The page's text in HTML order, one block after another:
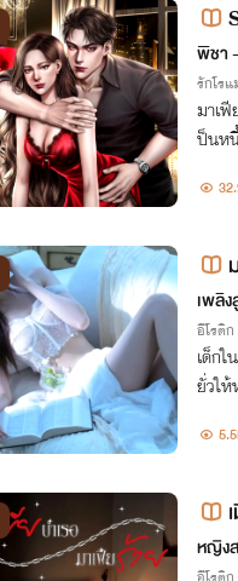
-
พิชา
รักโร
มาเ
ป็นหนี้
มาเ
เพลิ
อีโรติก
เด็ก
ยั่วใ
หญิง